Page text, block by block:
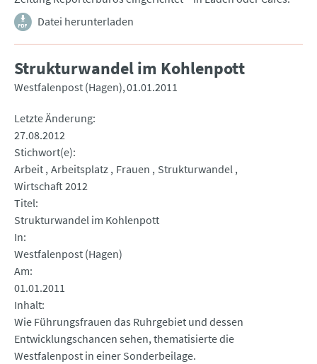
Datei herunterladen
Strukturwandel im Kohlenpott
Westfalenpost (Hagen) 01.01.2011
Letzte Änderung
27.08.2012
Stichwort(e)
Arbeit Arbeitsplatz Frauen
Strukturwandel
Wirtschaft 2012
Titel
Strukturwandel im Kohlenpott
In
Westfalenpost (Hagen)
Am
01.01.2011
Inhalt
Wie Führungsfrauen das Ruhrgebiet und dessen
Entwicklungschancen sehen, thematisierte die
Westfalenpost in einer Sonderbeilage.